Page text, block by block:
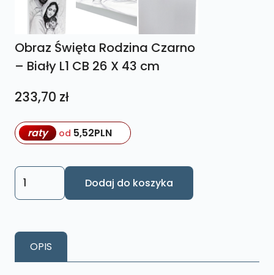
Obraz Święta Rodzina Czarno
– Biały L1 CB 26 X 43 cm
233,70 zł
raty od 5,52PLN
ilość
Obraz
Czarno
Dodaj do koszyka
OPIS